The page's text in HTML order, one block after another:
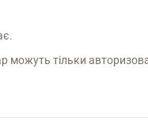
можуть тільки